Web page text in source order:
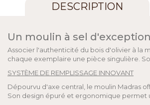
DESCRIPTION
Un moulin à sel
Associer l'authenticité du bois d'olivier à la
chaque exemplaire une pièce singulière.
SYSTÈME DE REMPLISSAGE INNOVANT
Dépourvu d'axe central, le moulin Madras
Son design épuré et ergonomique permet